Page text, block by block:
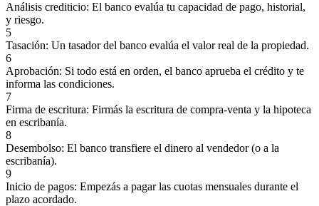
Análisis crediticio: El banco evalúa tu capacidad de pago, historial,
y riesgo.
5
Tasación: Un tasador del banco evalúa el valor real de la propiedad.
6
Aprobación: Si todo está en orden, el banco aprueba el crédito y te
informa las condiciones.
7
Firma de escritura: Firmás la escritura de compra-venta y la hipoteca
en escribanía.
8
Desembolso: El banco transfiere el dinero al vendedor (o a la
escribanía).
9
Inicio de pagos: Empezás a pagar las cuotas mensuales durante el
plazo acordado.